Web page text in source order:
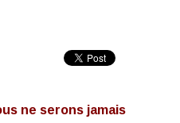
ne serons jamais